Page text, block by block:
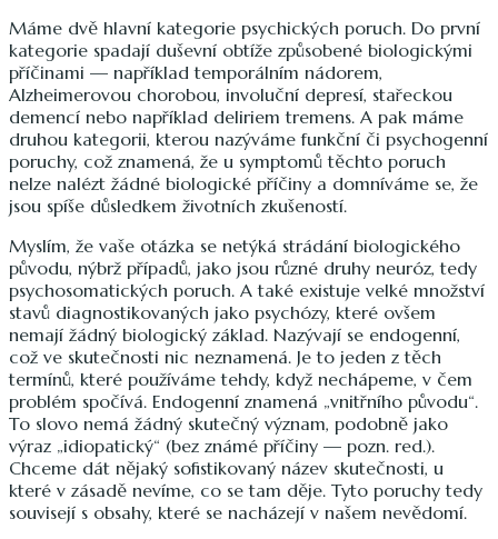
Máme dvě hlavní kategorie psychických poruch. Do první
kategorie spadají duševní obtíže způsobené biologickými
příčinami — například temporálním nádorem,
Alzheimerovou chorobou, involuční depresí, stařeckou
demencí nebo například deliriem tremens. A pak máme
druhou kategorii, kterou nazýváme funkční či psychogenní
poruchy, což znamená, že u symptomů těchto poruch
nelze nalézt žádné biologické příčiny a domníváme se, že
jsou spíše důsledkem životních zkušeností.
Myslím, že vaše otázka se netýká strádání biologického
původu, nýbrž případů, jako jsou různé druhy neuróz, tedy
psychosomatických poruch. A také existuje velké množství
stavů diagnostikovaných jako psychózy, které ovšem
nemají žádný biologický základ. Nazývají se endogenní,
což ve skutečnosti nic neznamená. Je to jeden z těch
termínů, které používáme tehdy, když nechápeme, v čem
problém spočívá. Endogenní znamená „vnitřního původu“.
To slovo nemá žádný skutečný význam, podobně jako
výraz „idiopatický“ (bez známé příčiny — pozn. red.).
Chceme dát nějaký sofistikovaný název skutečnosti, u
které v zásadě nevíme, co se tam děje. Tyto poruchy tedy
souvisejí s obsahy, které se nacházejí v našem nevědomí.